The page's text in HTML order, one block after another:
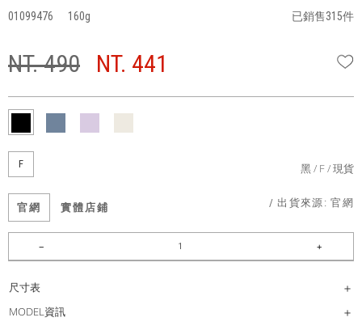
01099476 160 已銷售315件
NT. 490 NT. 441
F 黑 F 現貨
官網 實體店鋪 / 出貨來源:官網
尺寸表
MODEL資訊